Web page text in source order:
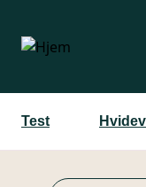
hovedindhold
Test